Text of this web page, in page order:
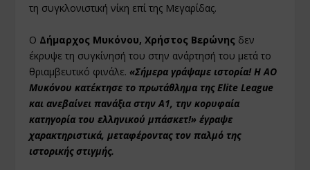
τη συγκλονιστική νίκη επί της Μεγαρίδας.
Ο Δήμαρχος Μυκόνου, Χρήστος Βερώνης δεν
έκρυψε τη συγκίνησή του στην ανάρτησή του μετά το
θριαμβευτικό φινάλε.«Σήμερα γράψαμε ιστορία! Η ΑΟ
Μυκόνου κατέκτησε το πρωτάθλημα της Elite League
και ανεβαίνει πανάξια στην Α1, την κορυφαία
κατηγορία του ελληνικού μπάσκετ!» έγραψε
χαρακτηριστικά, μεταφέροντας τον παλμό της
ιστορικής στιγμής.